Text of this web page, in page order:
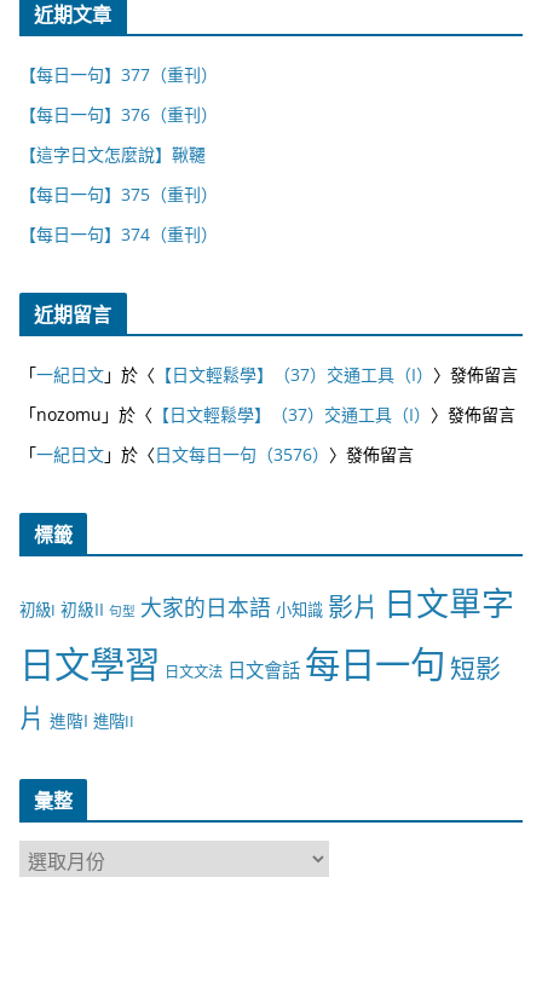
近期文章
【每日一句】377（重刊）
【每日一句】376（重刊）
【這字日文怎麼說】鞦韆
【每日一句】375（重刊）
【每日一句】374（重刊）
近期留言
「一紀日文」於〈 【日文輕鬆學】（37）交通工具（I） 〉發佈留言
「nozomu 」於〈 【日文輕鬆學】（37）交通工具（I） 〉發佈留言
「一紀日文」於〈日文每日一句（3576） 〉發佈留言
標籤
初級I 初級II 句型 大家的日本語 小知識 影片 日文單字
日文學習 日文文法 日文會話 每日一句 短影
片 進階I 進階II
彙整
彙
整